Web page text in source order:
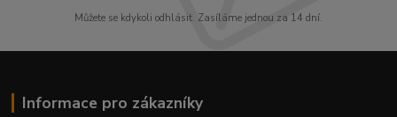
Můžete se kdykoli odhlásit. Zasíláme jednou za 14 dní.
Informace pro zákazníky